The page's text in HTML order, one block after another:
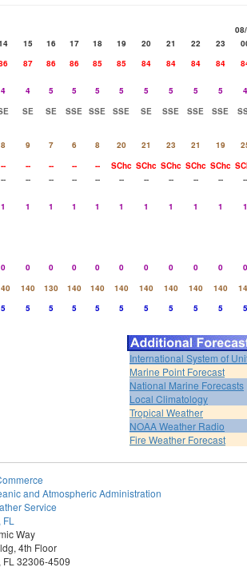
15 16 17 18 19 20 21 22 23
87 86 86 85 85 84 84 84 84
4 4 5 5 5 5 5 5 5 5 4
SE SE SSE SSE SSE SE SSE SSE SSE
8 9 7 6 8 20 21 23 21 19
-- -- -- -- -- SChc SChc SChc SChc SChc
-- -- -- -- -- -- -- -- -- -- --
1 1 1 1 1 1 1 1 1 1 1
0 0 0 0 0 0 0 0 0 0 0
140 130 140 140 140 140 140 140 140
5 5 5 5 5 5 5 5 5 5 5
International System of
Marine Point Forecast
National Marine Forecasts
Local Climatology
Tropical Weather
NOAA Weather Radio
Fire Weather Forecast
and Atmospheric Administration
Service
Way
4th Floor
FL 32306-4509